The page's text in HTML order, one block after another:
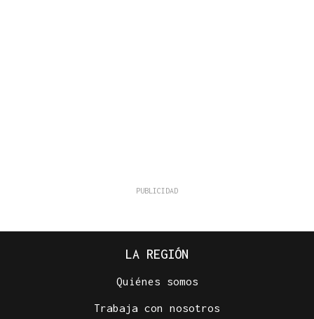
LA REGIÓN
Quiénes somos
Trabaja con nosotros